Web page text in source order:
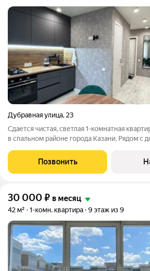
Дубравная улица, 23
Сдается чистая, светлая 1-комнатная
в спальном районе города Казани. Рядом с
общественного транспорта. Квартира
квартире сделан современный ремонт.
Позвонить
30 000 ₽ в месяц
42 м² 1-комн. квартира 9 этаж из 9